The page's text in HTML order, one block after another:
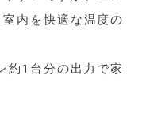
内を快適な温度の
約1台分の出力で家